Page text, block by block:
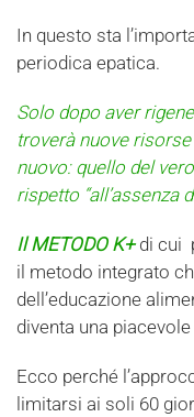
In questo sta
periodica epatica.
Solo dopo aver
troverà nuove
nuovo: quello del
rispetto “all’assenza
Il METODO K+di cui
il metodo integrato
dell’educazione
diventa una
Ecco perché
limitarsi ai soli 60